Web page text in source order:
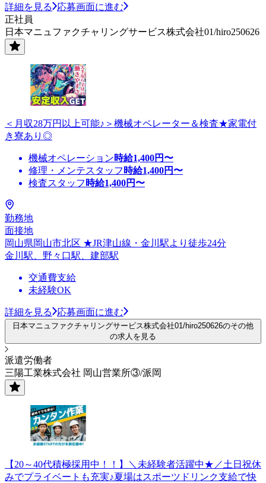
詳細を見る
応募画面に進む
正社員
日本マニュファクチャリングサービス株式会社01/hiro250626
＜月収28万円以上可能♪＞機械オペレーター＆検査★家電付
き寮あり◎
機械オペレーション時給1,400円〜
修理・メンテスタッフ 時給1,400円〜
検査スタッフ 時給1,400円〜
勤務地
面接地
岡山県岡山市北区 ★JR津山線・金川駅より徒歩24分
金川駅、野々口駅、建部駅
交通費支給
未経験OK
詳細を見る 応募画面に進む
日本マニュファクチャリングサービス株式会社01/hiro250626のその他
の求人を見る
派遣労働者
三陽工業株式会社 岡山営業所③/派岡
【20～40代積極採用中！！】＼未経験者活躍中★／土日祝休
みでプライベートも充実♪夏場はスポーツドリンク支給で快